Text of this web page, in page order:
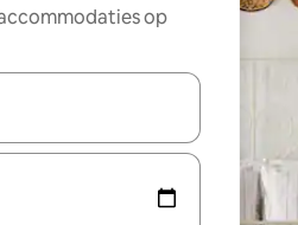
op
zijn, maak je een keuze